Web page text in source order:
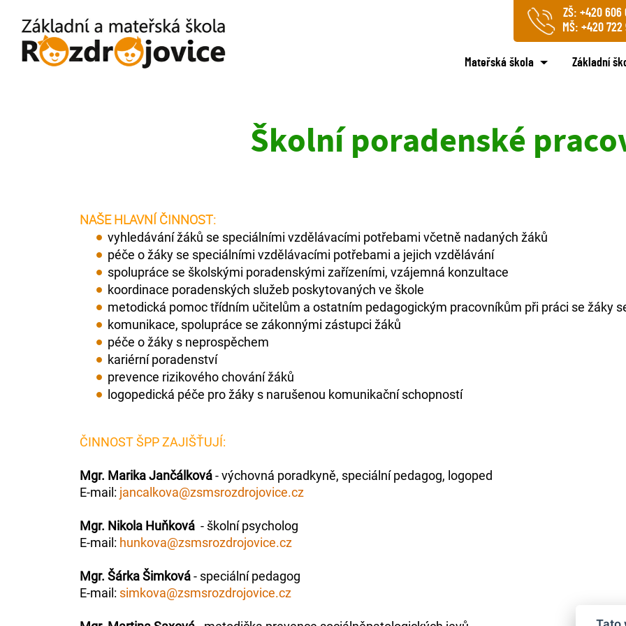
ZŠ: +420 606
MŠ: +420 722
Mateřská škola Základní
Školní poradenské
NAŠE HLAVNÍ ČINNOST:
vyhledávání žáků se speciálními vzdělávacími potřebami včetně nadaných žáků
péče o žáky se speciálními vzdělávacími potřebami a jejich vzdělávání
spolupráce se školskými poradenskými zařízeními, vzájemná konzultace
koordinace poradenských služeb poskytovaných ve škole
metodická pomoc třídním učitelům a ostatním pedagogickým pracovníkům při práci se žáky
komunikace, spolupráce se zákonnými zástupci žáků
péče o žáky s neprospěchem
kariérní poradenství
prevence rizikového chování žáků
logopedická péče pro žáky s narušenou komunikační schopností
ČINNOST ŠPP ZAJIŠŤUJÍ:
Mgr. Marika Jančálková- výchovná poradkyně, speciální pedagog, logoped
E-mail: jancalkova@zsmsrozdrojovice.cz
Mgr. Nikola Huňková - školní psycholog
E-mail: hunkova@zsmsrozdrojovice.cz
Mgr. Šárka Šimková- speciální pedagog
E-mail: simkova@zsmsrozdrojovice.cz